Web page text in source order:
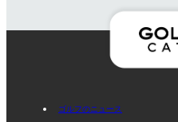
ゴルフのニュース